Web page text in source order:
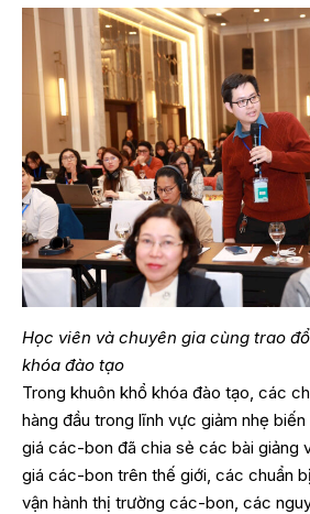
Học viên và chuyên gia cùng trao
khóa đào tạo
Trong khuôn khổ khóa đào tạo, các
hàng đầu trong lĩnh vực giảm nhẹ biến
giá các-bon đã chia sẻ các bài giảng
giá các-bon trên thế giới, các chuẩn
vận hành thị trường các-bon, các